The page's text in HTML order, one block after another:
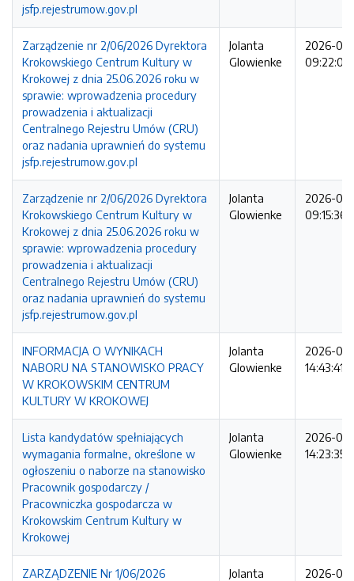
jsfp.rejestrumow.gov.pl
Zarządzenie nr 2/06/2026 Dyrektora
Krokowskiego Centrum Kultury w
Krokowej z dnia 25.06.2026 roku w
sprawie: wprowadzenia procedury
prowadzenia i aktualizacji
Centralnego Rejestru Umów (CRU)
oraz nadania uprawnień do systemu
jsfp.rejestrumow.gov.pl
Jolanta
Glowienke
2026-
09:22:09
Zarządzenie nr 2/06/2026 Dyrektora
Krokowskiego Centrum Kultury w
Krokowej z dnia 25.06.2026 roku w
sprawie: wprowadzenia procedury
prowadzenia i aktualizacji
Centralnego Rejestru Umów (CRU)
oraz nadania uprawnień do systemu
jsfp.rejestrumow.gov.pl
Jolanta
Glowienke
2026-
09:15:36
INFORMACJA O WYNIKACH
NABORU NA STANOWISKO PRACY
W KROKOWSKIM CENTRUM
KULTURY W KROKOWEJ
Jolanta
Glowienke
2026-06-
14:43:41
Lista kandydatów spełniających
wymagania formalne, określone w
ogłoszeniu o naborze na stanowisko
Pracownik gospodarczy /
Pracowniczka gospodarcza w
Krokowskim Centrum Kultury w
Krokowej
Jolanta
Glowienke
2026-
14:23:35
ZARZĄDZENIE Nr 1/06/2026
Jolanta
2026-